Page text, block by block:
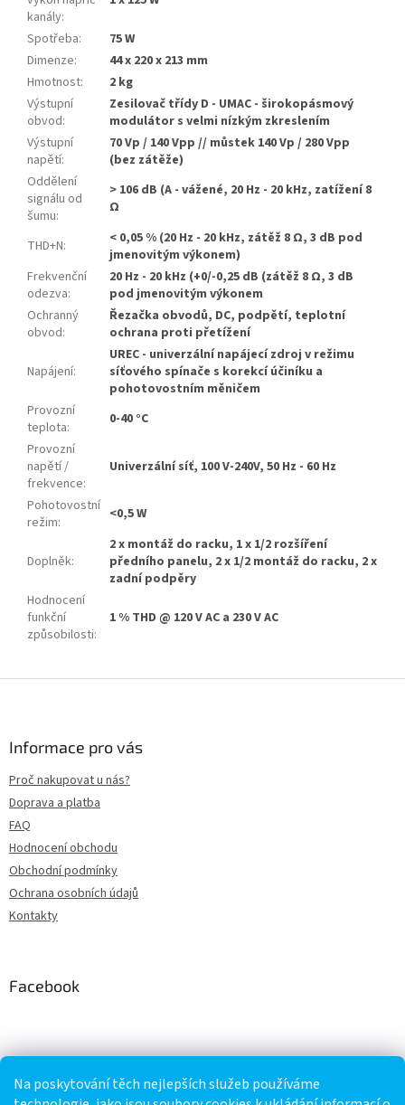
Na poskytování těch nejlepších služeb používáme
kanály:
Spotřeba:
75 W
Dimenze:
44 x 220 x 213 mm
Hmotnost:
2 kg
Výstupní
obvod:
Zesilovač třídy D - UMAC - širokopásmový
modulátor s velmi nízkým zkreslením
Výstupní
napětí:
70 Vp / 140 Vpp // můstek 140 Vp / 280 Vpp
(bez zátěže)
Oddělení
signálu od
šumu:
> 106 dB (A - vážené, 20 Hz - 20 kHz, zatížení 8
Ω
THD+N:
< 0,05 % (20 Hz - 20 kHz, zátěž 8 Ω, 3 dB pod
jmenovitým výkonem)
Frekvenční
odezva:
20 Hz - 20 kHz (+0/-0,25 dB (zátěž 8 Ω, 3 dB
pod jmenovitým výkonem
Ochranný
obvod:
Řezačka obvodů, DC, podpětí, teplotní
ochrana proti přetížení
Napájení:
UREC - univerzální napájecí zdroj v režimu
síťového spínače s korekcí účiníku a
pohotovostním měničem
Provozní
teplota:
0-40 °C
Provozní
napětí /
frekvence:
Univerzální síť, 100 V-240V, 50 Hz - 60 Hz
Pohotovostní
režim: <0,5 W
Doplněk:
2 x montáž do racku, 1 x 1/2 rozšíření
předního panelu, 2 x 1/2 montáž do racku, 2 x
zadní podpěry
Hodnocení
funkční
způsobilosti:
1 % THD @ 120 V AC a 230 V AC
Informace pro vás
Proč nakupovat u nás?
Doprava a platba
FAQ
Hodnocení obchodu
Obchodní podmínky
Ochrana osobních údajů
Kontakty
Facebook